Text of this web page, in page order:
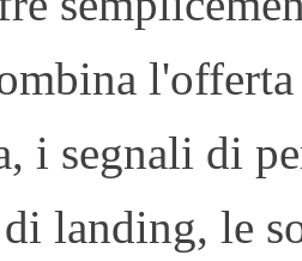
i segnali di
di landing, le